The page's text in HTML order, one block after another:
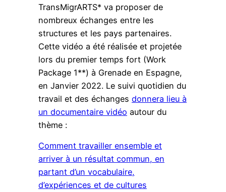
TransMigrARTS* va proposer de
nombreux échanges entre les
structures et les pays partenaires.
Cette vidéo a été réalisée et projetée
lors du premier temps fort (Work
Package 1**) à Grenade en Espagne,
en Janvier 2022. Le suivi quotidien du
travail et des échanges donnera lieu à
un documentaire vidéo autour du
thème :
Comment travailler ensemble et
arriver à un résultat commun, en
partant d’un vocabulaire,
d’expériences et de cultures